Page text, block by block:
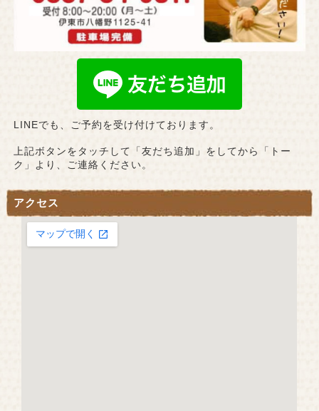
LINEでも、ご予約を受け付けております。
上記ボタンをタッチして「友だち追加」をしてから「トー
ク」より、ご連絡ください。
アクセス